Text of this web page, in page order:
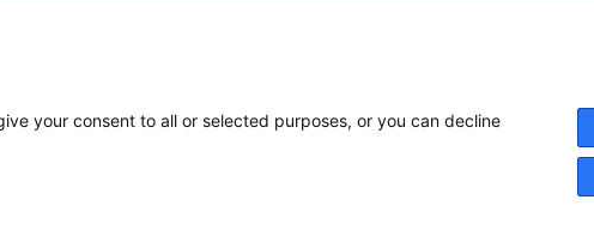
Veelgestelde vragen
Lectoren en onderzoekers
your consent to all or selected purposes, or you can decline